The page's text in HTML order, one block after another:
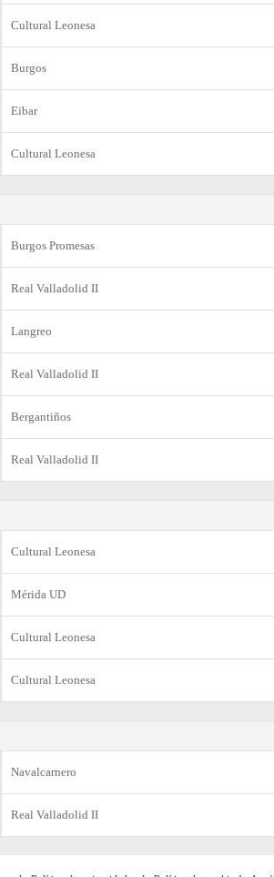
Cultural Leonesa
Burgos
Eibar
Cultural Leonesa
Burgos Promesas
Real Valladolid II
Langreo
Real Valladolid II
Bergantiños
Real Valladolid II
Cultural Leonesa
Mérida UD
Cultural Leonesa
Cultural Leonesa
Navalcarnero
Real Valladolid II